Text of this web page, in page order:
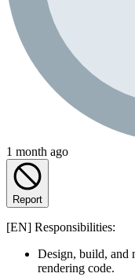
1 month ago
Report
[EN] Responsibilities:
Design, build, and
rendering code.